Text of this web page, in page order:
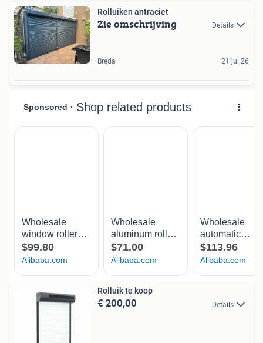
Rolluiken antraciet
Zie omschrijving Details
Breda 21 jul 26
Rolluik te koop
€ 200,00 Details